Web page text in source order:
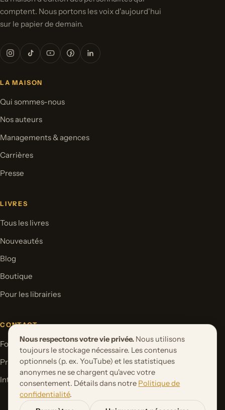
comptent. Nous portons les voix d'aujourd'hui
sur le papier de demain.
LA MAISON
Qui sommes-nous
Nos auteurs
Managements & agences
Carrières
Presse
LIVRES
Tous les livres
Nouveautés
Blog
Boutique
Pour les librairies
CONTACT
Formulaire de contact
Proposer un projet de livre
International Rights
Nous respectons votre vie privée. Nous utilisons
toujours le stockage nécessaire. Les contenus
optionnels (p. ex. YouTube) et les statistiques
anonymes ne se chargent qu'avec votre
consentement. Détails dans notre Politique de
confidentialité.